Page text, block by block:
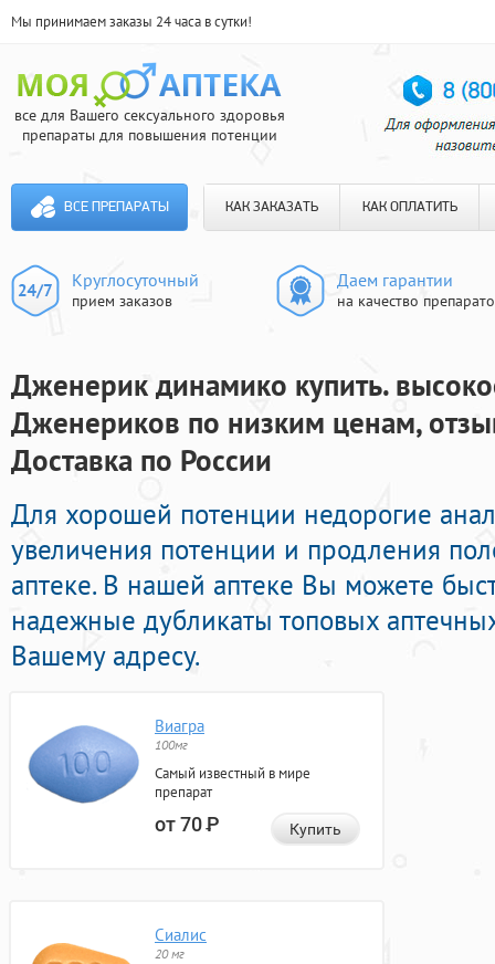
Мы принимаем заказы 24 часа в сутки!
все для Вашего сексуального здоровья
препараты для повышения потенции
ВСЕ ПРЕПАРАТЫ КАК ЗАКАЗАТЬ КАК ОПЛАТИТЬ
Круглосуточный
прием заказов
Даем гарантии
на качество
Дженерик динамико купить.
Дженериков по низким ценам,
Доставка по России
Для хорошей потенции недорогие
увеличения потенции и продления
аптеке. В нашей аптеке Вы можете
надежные дубликаты топовых
Вашему адресу.
Виагра
100мг
Самый известный в мире
препарат
от 70Р Купить
Сиалис
20 мг